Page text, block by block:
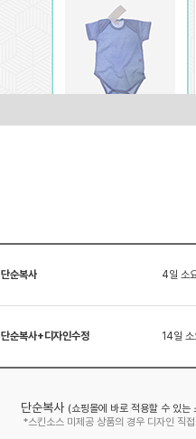
단순복사 4일 소
단순복사+디자인수정 14일 소
단순복사 (쇼핑몰에 바로 적용할 수 있는
*스킨소스 미제공 상품의 경우 디자인 직